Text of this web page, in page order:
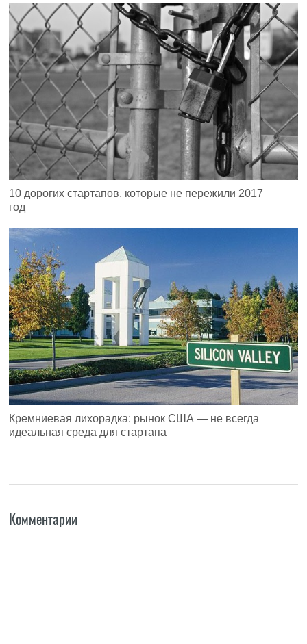
10 дорогих стартапов, которые не пережили 2017
год
Кремниевая лихорадка: рынок США — не всегда
идеальная среда для стартапа
Комментарии